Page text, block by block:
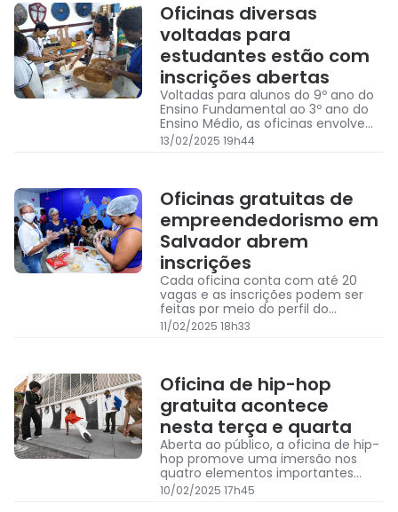
Oficinas diversas
voltadas para
estudantes estão com
inscrições abertas
Voltadas para alunos do 9º ano do
Ensino Fundamental ao 3º ano do
Ensino Médio, as oficinas envolvem
áreas diversas do conhecimento
13/02/2025 19h44
Oficinas gratuitas de
empreendedorismo em
Salvador abrem
inscrições
Cada oficina conta com até 20
vagas e as inscrições podem ser
feitas por meio do perfil do
Instagram do programa
11/02/2025 18h33
Oficina de hip-hop
gratuita acontece
nesta terça e quarta
Aberta ao público, a oficina de hip-
hop promove uma imersão nos
quatro elementos importantes
dessa cultura: o rap, o Dj,
breakdance e o graffiti
10/02/2025 17h45